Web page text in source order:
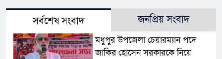
সর্বশেষ সংবাদ জনপ্রিয় সংবাদ
মধুপুর উপজেলা চেয়ারম্যান পদে
জাকির হোসেন সরকারকে নিয়ে